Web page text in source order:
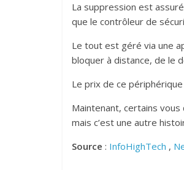
La suppression est
que le contrôleur de
Le tout est géré via une
bloquer à distance, de le
Le prix de ce périphérique
Maintenant, certains
mais c’est une autre
Source : InfoHighTech ,